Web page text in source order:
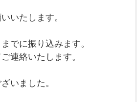
いたします。
でに振り込みます。
連絡いたします。
いました。